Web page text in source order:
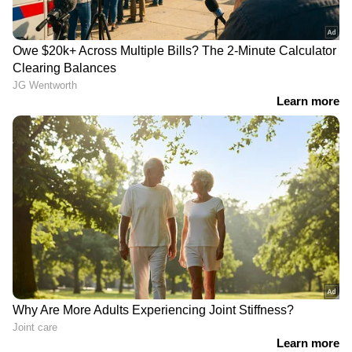
ഡ്രാഗണ് വേണ്ടി ജൂനിയർ
ഭാര്യയും അമ്മയ്ക്കും
എന്നോട് ദേഷ്യമായിരുന്നു;
തുറന്നുപറഞ്ഞ് പ്രശാന്ത്
നീൽ